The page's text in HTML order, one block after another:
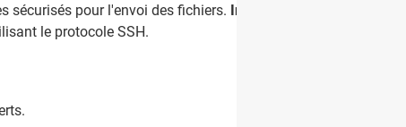
sécurisés pour l'envoi des fichiers. InstantSync Secure FTPS/
le protocole SSH.